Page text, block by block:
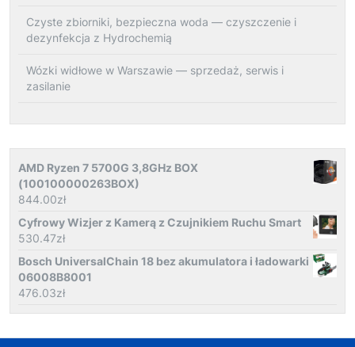
Czyste zbiorniki, bezpieczna woda — czyszczenie i
dezynfekcja z Hydrochemią
Wózki widłowe w Warszawie — sprzedaż, serwis i
zasilanie
AMD Ryzen 7 5700G 3,8GHz BOX
(100100000263BOX)
844.00zł
Cyfrowy Wizjer z Kamerą z Czujnikiem Ruchu Smart
530.47zł
Bosch UniversalChain 18 bez akumulatora i ładowarki
06008B8001
476.03zł